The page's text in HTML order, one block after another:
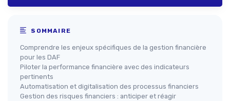
SOMMAIRE
Comprendre les enjeux spécifiques de la gestion financière
pour les DAF
Piloter la performance financière avec des indicateurs
pertinents
Automatisation et digitalisation des processus financiers
Gestion des risques financiers : anticiper et réagir